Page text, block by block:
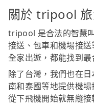
關於 tripool
tripool 是合法的智慧
接送、包車和機場接
全家出遊，都能找到最
除了台灣，我們也在
南和泰國等地提供機
從下飛機開始就無縫接